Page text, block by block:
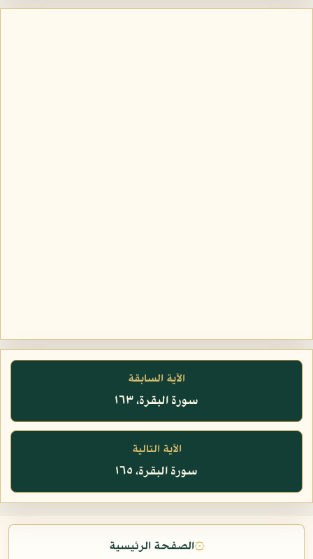
الآية السابقة
سورة البقرة، ١٦٣
الآية التالية
سورة البقرة، ١٦٥
۞الصفحة الرئيسية